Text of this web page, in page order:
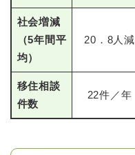
社会増減
（5年間平
均）
20．8人減
移住相談
件数
22件／年